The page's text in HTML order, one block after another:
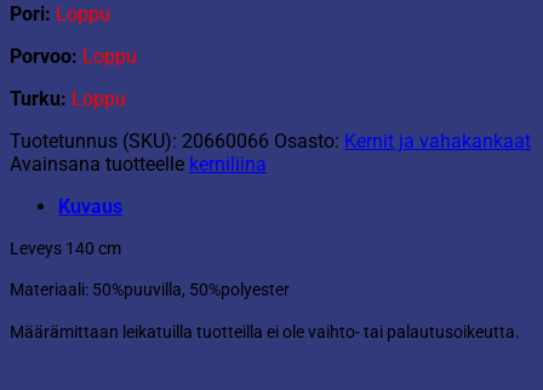
Pori: Loppu
Porvoo: Loppu
Turku: Loppu
Tuotetunnus (SKU): 20660066 Osasto: Kernit ja vahakankaat
Avainsana tuotteelle kerniliina
Kuvaus
Leveys 140 cm
Materiaali: 50%puuvilla, 50%polyester
Määrämittaan leikatuilla tuotteilla ei ole vaihto- tai palautusoikeutta.